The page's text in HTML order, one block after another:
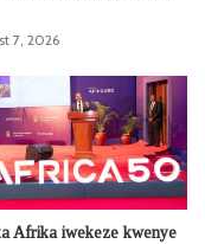
7, 2026
Afrika iwekeze kwenye